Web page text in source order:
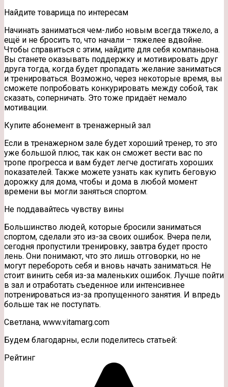
Найдите товарища по интересам
Начинать заниматься чем-либо новым всегда тяжело, а
ещё и не бросить то, что начали – тяжелее вдвойне.
Чтобы справиться с этим, найдите для себя компаньона.
Вы станете оказывать поддержку и мотивировать друг
друга тогда, когда будет пропадать желание заниматься
и тренироваться. Возможно, через некоторые время, вы
сможете попробовать конкурировать между собой, так
сказать, соперничать. Это тоже придаёт немало
мотивации.
Купите абонемент в тренажерный зал
Если в тренажерном зале будет хороший тренер, то это
уже большой плюс, так как он сможет вести вас по
тропе прогресса и вам будет легче достигать хороших
показателей. Также можете узнать как купить беговую
дорожку для дома, чтобы и дома в любой момент
времени вы могли заняться спортом.
Не поддавайтесь чувству вины
Большинство людей, которые бросили заниматься
спортом, сделали это из-за своих ошибок. Вчера пели,
сегодня пропустили тренировку, завтра будет просто
лень. Они понимают, что это лишь отговорки, но не
могут перебороть себя и вновь начать заниматься. Не
стоит винить себя из-за маленьких ошибок. Лучше пойти
в зал и отработать съеденное или интенсивнее
потренироваться из-за пропущенного занятия. И впредь
больше так не поступать.
Светлана, www.vitamarg.com
Будем благодарны, если поделитесь статьей:
Рейтинг